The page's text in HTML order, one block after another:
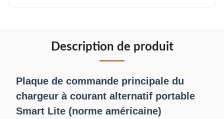
Description de produit
Plaque de commande principale du
chargeur à courant alternatif portable
Smart Lite (norme américaine)